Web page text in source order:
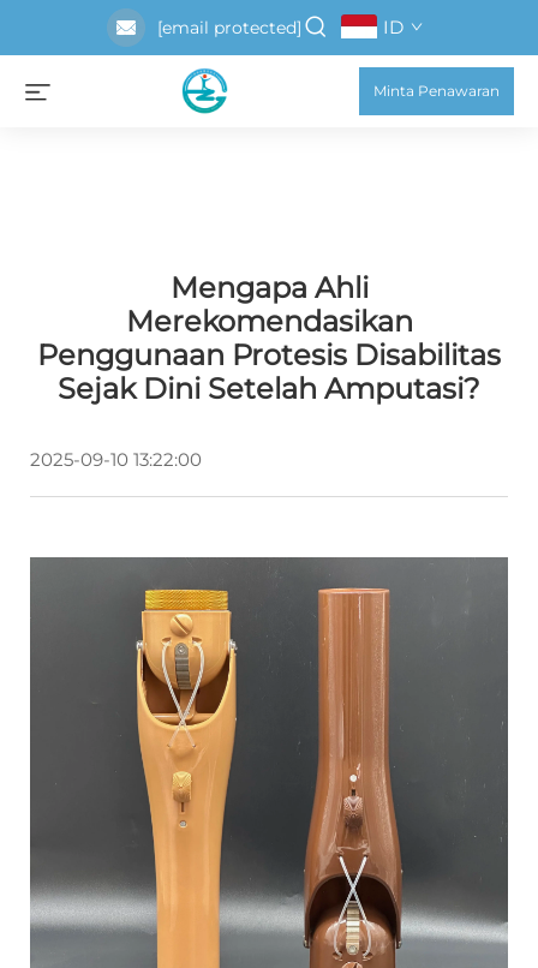
[email protected] ID
Minta Penawaran
Mengapa Ahli
Merekomendasikan
Penggunaan Protesis Disabilitas
Sejak Dini Setelah Amputasi?
2025-09-10 13:22:00